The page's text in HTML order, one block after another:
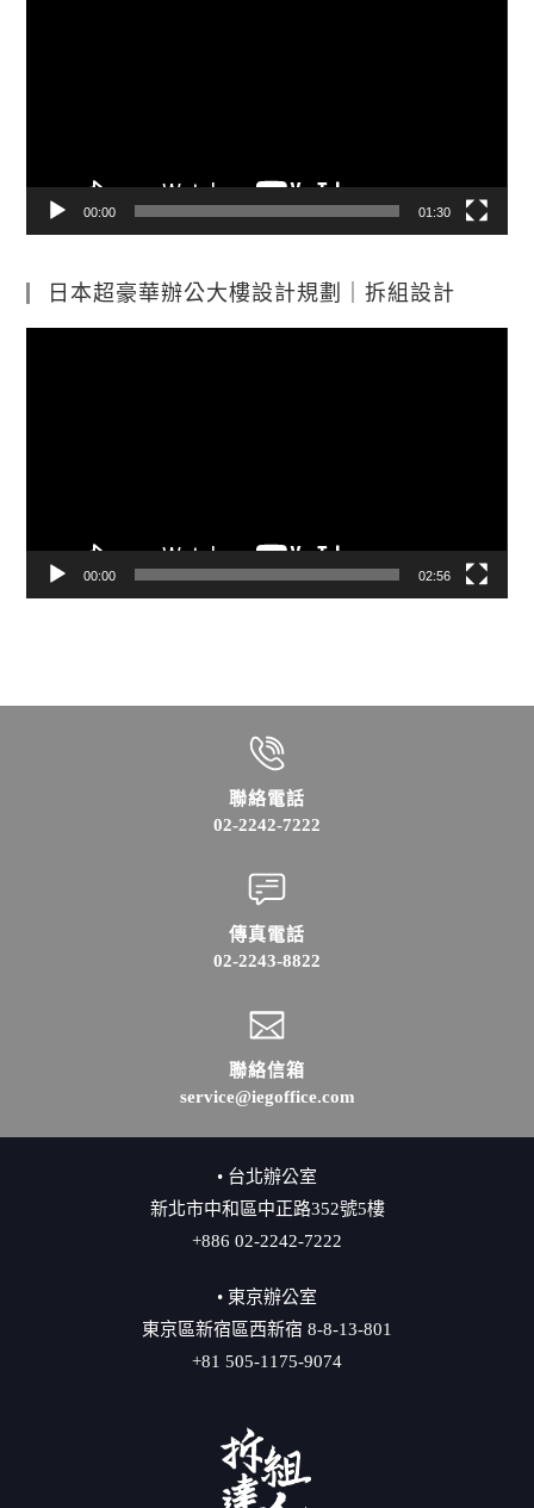
00:00 01:30
日本超豪華辦公大樓設計規劃｜拆組設計
00:00 02:56
聯絡電話
02-2242-7222
傳真電話
02-2243-8822
聯絡信箱
service@iegoffice.com
• 台北辦公室
新北市中和區中正路352號5樓
+886 02-2242-7222
• 東京辦公室
東京區新宿區西新宿 8-8-13-801
+81 505-1175-9074